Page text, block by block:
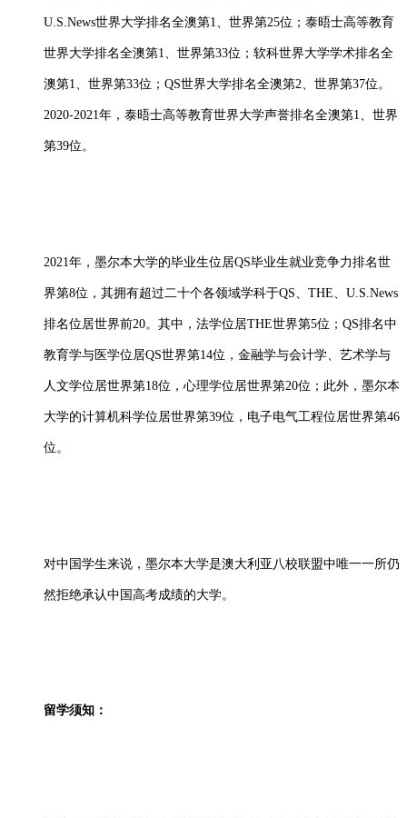
U.S.News世界大学排名全澳第1、世界第25位；泰晤士高等教育
世界大学排名全澳第1、世界第33位；软科世界大学学术排名全
澳第1、世界第33位；QS世界大学排名全澳第2、世界第37位。
2020-2021年，泰晤士高等教育世界大学声誉排名全澳第1、世界
第39位。
2021年，墨尔本大学的毕业生位居QS毕业生就业竞争力排名世
界第8位，其拥有超过二十个各领域学科于QS、THE、U.S.News
排名位居世界前20。其中，法学位居THE世界第5位；QS排名中
教育学与医学位居QS世界第14位，金融学与会计学、艺术学与
人文学位居世界第18位，心理学位居世界第20位；此外，墨尔本
大学的计算机科学位居世界第39位，电子电气工程位居世界第46
位。
对中国学生来说，墨尔本大学是澳大利亚八校联盟中唯一一所仍
然拒绝承认中国高考成绩的大学。
留学须知：